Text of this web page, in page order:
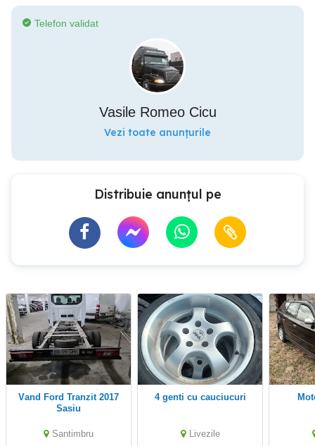
Telefon validat
Vasile Romeo Cicu
Vezi toate anunțurile
Distribuie anunțul pe
Vand Ford Tranzit 2017
Sasiu
Santimbru
4 genti cu cauciucuri
Livezile